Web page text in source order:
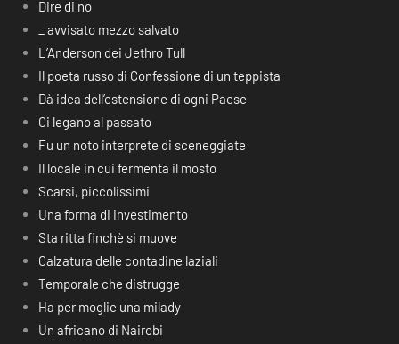
Dire di no
_ avvisato mezzo salvato
L’Anderson dei Jethro Tull
Il poeta russo di Confessione di un teppista
Dà idea dell’estensione di ogni Paese
Ci legano al passato
Fu un noto interprete di sceneggiate
Il locale in cui fermenta il mosto
Scarsi, piccolissimi
Una forma di investimento
Sta ritta finchè si muove
Calzatura delle contadine laziali
Temporale che distrugge
Ha per moglie una milady
Un africano di Nairobi